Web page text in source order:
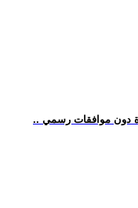
دون موافقات رسمي